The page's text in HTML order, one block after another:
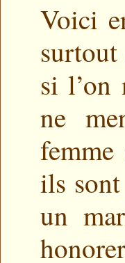
Voici
si l’on
ne
femme
ils
un